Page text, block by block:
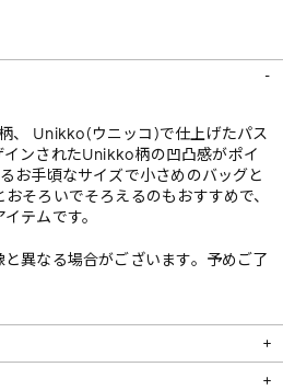
、 Unikko(ウニッコ)で仕上げたパス
ンされたUnikko柄の凹凸感がポイ
お手頃なサイズで小さめのバッグと
そろいでそろえるのもおすすめで、
テムです。
異なる場合がございます。予めご了